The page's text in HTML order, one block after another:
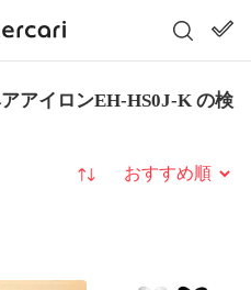
アイロンEH-HS0J-K の検
並び替え